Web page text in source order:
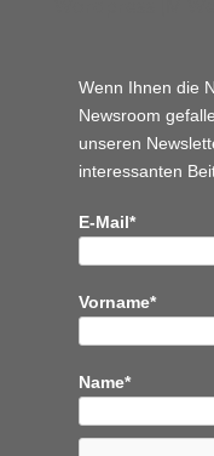
Wenn Ihnen die
Newsroom
unseren
interessanten
E-Mail*
Vorname*
Name*